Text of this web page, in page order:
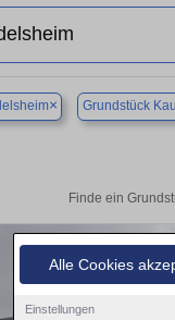
Alle Cookies
Einstellungen
× Grundstück
Finde ein